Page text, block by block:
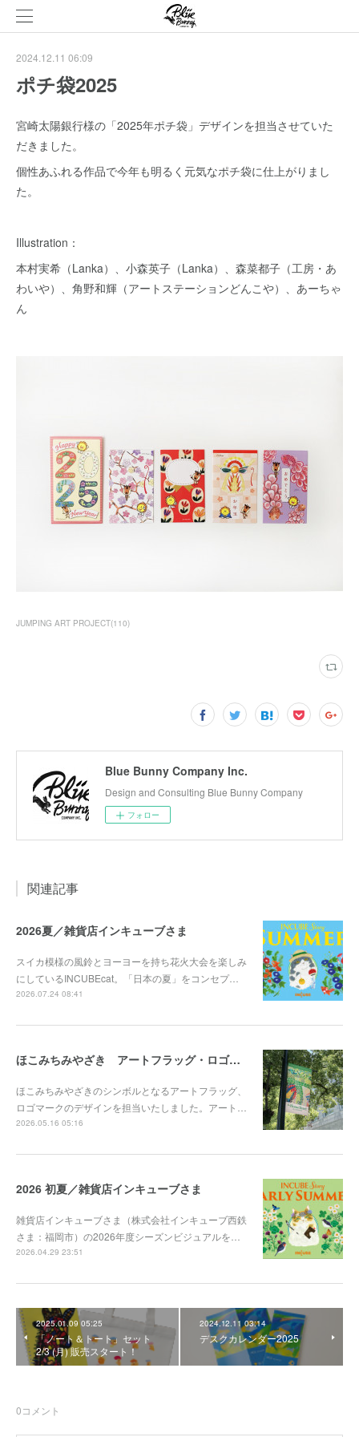
2024.12.11 06:09
ポチ袋2025
宮崎太陽銀行様の「2025年ポチ袋」デザインを担当させていた
だきました。
個性あふれる作品で今年も明るく元気なポチ袋に仕上がりまし
た。
Illustration：
本村実希（Lanka）、小森英子（Lanka）、森菜都子（工房・あ
わいや）、角野和輝（アートステーションどんこや）、あーちゃ
ん
JUMPING ART PROJECT(110)
Blue Bunny Company Inc.
Design and Consulting Blue Bunny Company
フォロー
関連記事
2026夏／雑貨店インキューブさま
スイカ模様の風鈴とヨーヨーを持ち花火大会を楽しみ
にしているINCUBEcat。「日本の夏」をコンセプ…
2026.07.24 08:41
ほこみちみやざき アートフラッグ・ロゴマークを担当
ほこみちみやざきのシンボルとなるアートフラッグ、
ロゴマークのデザインを担当いたしました。アート…
2026.05.16 05:16
2026 初夏／雑貨店インキューブさま
雑貨店インキューブさま（株式会社インキューブ西鉄
さま：福岡市）の2026年度シーズンビジュアルを…
2026.04.29 23:51
2025.01.09 05:25
「ノート＆トート」セット
2/3 (月) 販売スタート！
2024.12.11 03:14
デスクカレンダー2025
0コメント